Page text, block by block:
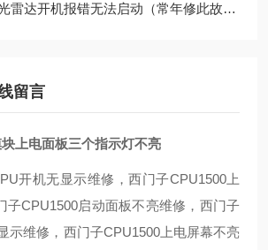
达开机报错无法启动（常年修此故障）
留言
上电面板三个指示灯不亮
开机无显示维修，西门子CPU1500上
子CPU1500启动面板不亮维修，西门子
示维修，西门子CPU1500上电屏幕不亮